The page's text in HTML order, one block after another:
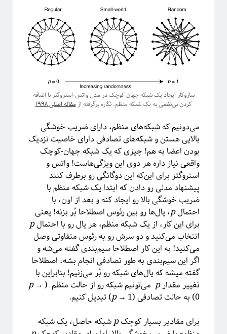
آیا فیزیک می‌تواند شبکه‌های اجتماعی را مدل‌سازی کند؟
برچسب‌ها
Emergence آشوب آمار آینشتین
اخترفیزیک انتخاب رشته
انرژی تاریک بازبهنجارش برآمدگی
سازوکار ایجاد یک شبکه جهان کوچک در مدل واتس-استروگتز با اضافه
کردن بی‌نظمی به یک شبکه منظم. نگاره برگرفته ازمقاله اصلی ۱۹۹۸
می‌دونیم که شبکه‌های منظم، دارای ضریب خوشگی
بالایی هستن و شبکه‌های تصادفی دارای خاصیت نزدیک
بودن اعضا به هم! چیزی که یک شبکه جهان-کوچک
واقعی نیاز داره هر دوی این ویژگی‌هاست! واتس و
استروگتز برای این‌که این دوگانگی رو برطرف کنند
پیشنهاد مدلی رو دادن که ابتدا یک شبکه منظم با
ضریب خوشگی بالا رو ایجاد کنه و بعد از اون، با
احتمالp، یال‌ها رو بین رئوس اصطلاحا بُر بزنه! یعنی
برای این‌ کار، از یک شبکه منظم، هر یال رو با احتمالp
انتخاب می‌کنید و دو سرش رو به رئوس متفاوتی وصل
می‌کنید! به این کار اصطلاحا سیم‌بندی گفته می‌شه و
اگر این سیم‌بندی به طور تصادفی انجام بشه، اصطلاحا
گفته میشه که یال‌های شبکه رو بُر می‌زنیم! بنابراین با
تغییر مقدارp می‌تونیم شبکه رو از حالت منظم ( p→
0) به حالت تصادفی (
p→ 1) تبدیل کنیم.
برای مقادیر بسیار کوچکpشبکه حاصل، یک شبکه